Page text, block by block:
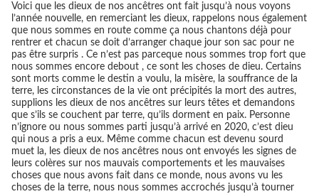
Voici que les dieux de nos ancêtres ont fait jusqu’à nous voyons
l’année nouvelle, en remerciant les dieux, rappelons nous également
que nous sommes en route comme ça nous chantons déjà pour
rentrer et chacun se doit d’arranger chaque jour son sac pour ne
pas être surpris . Ce n’est pas parceque nous sommes trop fort que
nous sommes encore debout , ce sont les choses de dieu. Certains
sont morts comme le destin a voulu, la misère, la souffrance de la
terre, les circonstances de la vie ont précipités la mort des autres,
supplions les dieux de nos ancêtres sur leurs têtes et demandons
que s’ils se couchent par terre, qu’ils dorment en paix. Personne
n’ignore ou nous sommes parti jusqu’à arrivé en 2020, c’est dieu
qui nous a pris a eux. Même comme chacun est devenu sourd
muet la, les dieux de nos ancêtres nous ont envoyés les signes de
leurs colères sur nos mauvais comportements et les mauvaises
choses que nous avons fait dans ce monde, nous avons vu les
choses de la terre, nous nous sommes accrochés jusqu’à tourner